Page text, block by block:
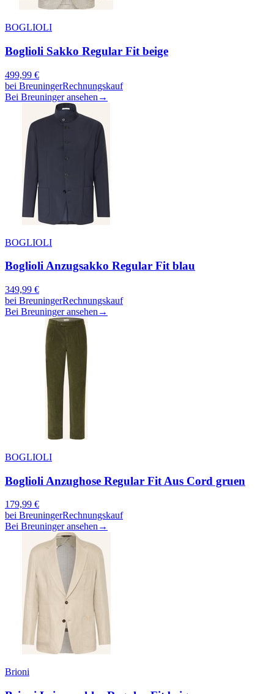
BOGLIOLI
Boglioli Sakko Regular Fit beige
499,99 €
bei BreuningerRechnungskauf
Bei Breuninger ansehen →
BOGLIOLI
Boglioli Anzugsakko Regular Fit blau
349,99 €
bei BreuningerRechnungskauf
Bei Breuninger ansehen →
BOGLIOLI
Boglioli Anzughose Regular Fit Aus Cord gruen
179,99 €
bei BreuningerRechnungskauf
Bei Breuninger ansehen →
Brioni